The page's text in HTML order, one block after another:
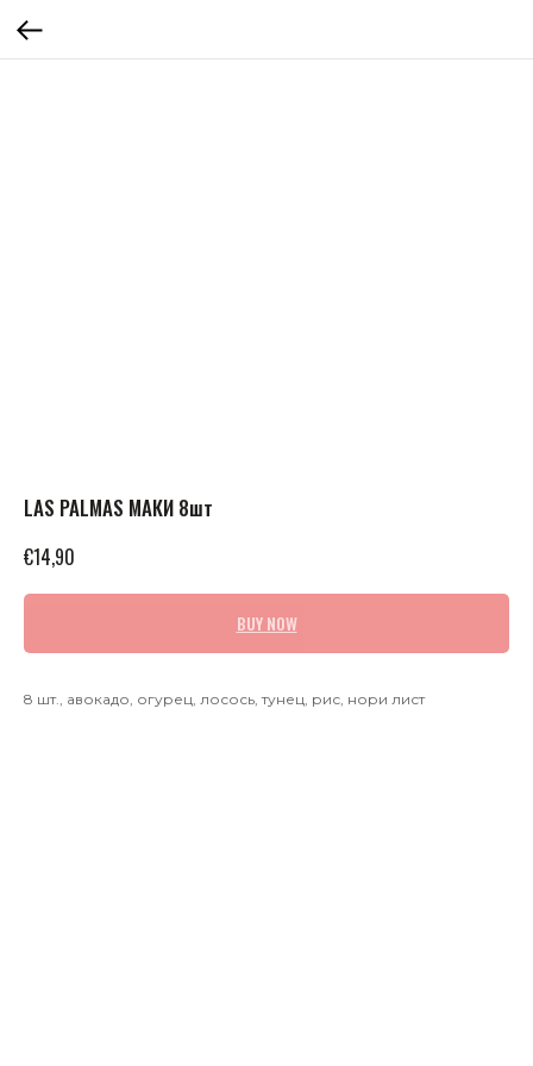
LAS PALMAS МАКИ 8шт
€14,90
BUY NOW
8 шт., авокадо, огурец, лосось, тунец, рис, нори лист